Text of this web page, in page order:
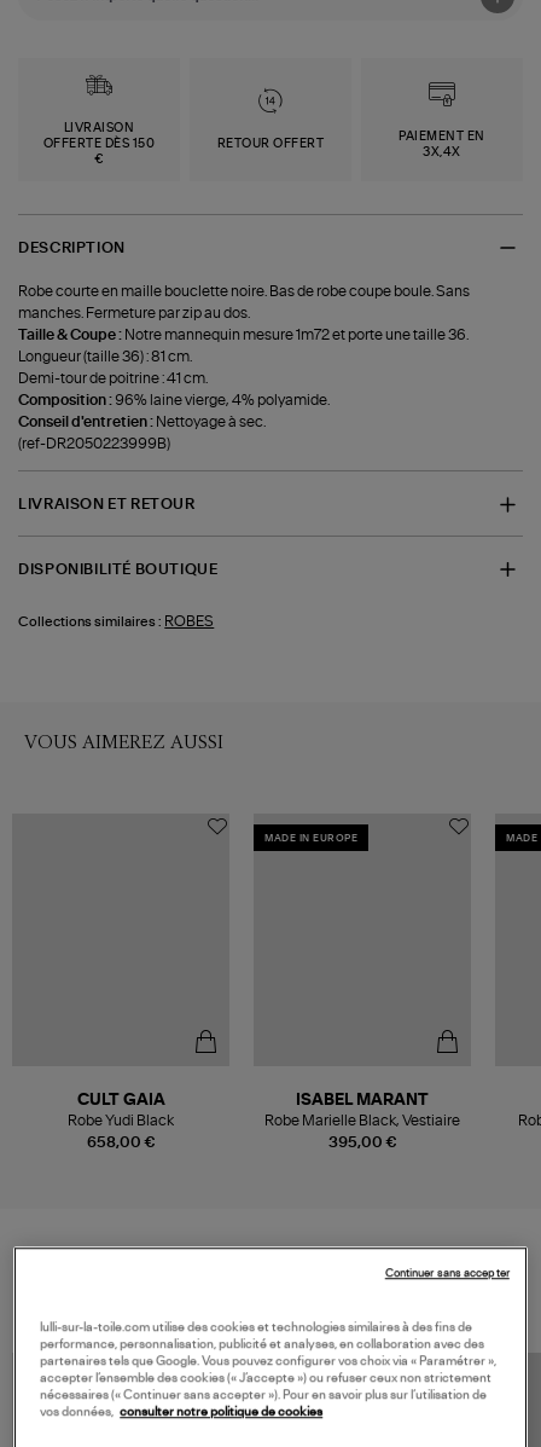
LIVRAISON
OFFERTE DÈS 150
€
RETOUR OFFERT
PAIEMENT EN
3X,4X
DESCRIPTION
Robe courte en maille bouclette noire. Bas de robe coupe boule. Sans
manches. Fermeture par zip au dos.
Taille & Coupe : Notre mannequin mesure 1m72 et porte une taille 36.
Longueur (taille 36) : 81 cm.
Demi-tour de poitrine : 41 cm.
Composition : 96% laine vierge, 4% polyamide.
Conseil d'entretien : Nettoyage à sec.
(ref-DR2050223999B)
LIVRAISON ET RETOUR
DISPONIBILITÉ BOUTIQUE
Collections similaires : ROBES
VOUS AIMEREZ AUSSI
658,00 €
CULT GAIA
Robe Yudi Black
MADE IN EUROPE
395,00 €
ISABEL MARANT
Robe Marielle Black, Vestiaire
MADE
lulli-sur-la-toile.com utilise des cookies et technologies similaires à des fins de
performance, personnalisation, publicité et analyses, en collaboration avec des
partenaires tels que Google. Vous pouvez configurer vos choix via « Paramétrer »,
accepter l’ensemble des cookies (« J’accepte ») ou refuser ceux non strictement
nécessaires (« Continuer sans accepter »). Pour en savoir plus sur l’utilisation de
vos données,
consulter notre politique de cookies
Continuer sans accepter